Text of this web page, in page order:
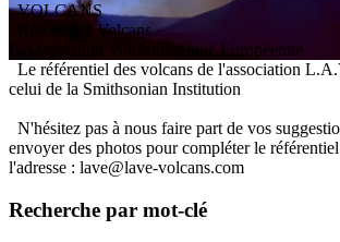
VOLCANS
/ Référentiel Volcans
ssociation V olcanologiqueEuropéenne
Le référentiel des volcans de l'association
celui de la Smithsonian Institution
N'hésitez pas à nous faire part de vos
envoyer des photos pour compléter le
l'adresse : lave@lave-volcans.com
Recherche par mot-clé